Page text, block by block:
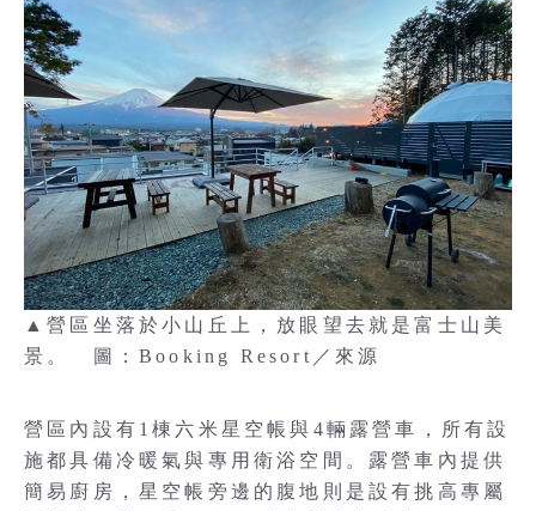
▲營區坐落於小山丘上，放眼望去就是富士山美
景。 圖：Booking Resort／來源
營區內設有1棟六米星空帳與4輛露營車，所有設
施都具備冷暖氣與專用衛浴空間。露營車內提供
簡易廚房，星空帳旁邊的腹地則是設有挑高專屬